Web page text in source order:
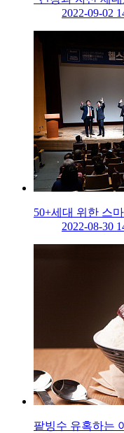
2022-09-02
50+세대 위한 스
2022-08-30
팥빙수 유혹하는